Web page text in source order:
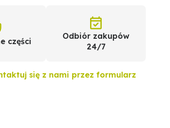
części
Odbiór zakupów
24/7
się z nami przez formularz